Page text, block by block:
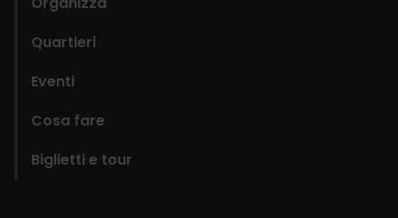
Quartieri
Eventi
Cosa fare
Biglietti e tour